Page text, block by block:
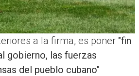
a la firma, es poner "fin
gobierno, las fuerzas
del pueblo cubano"